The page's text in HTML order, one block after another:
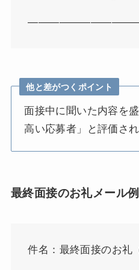
他と差がつくポイント
面接中に聞いた内容を
高い応募者」と評価さ
最終面接のお礼メール
件名：最終面接のお礼